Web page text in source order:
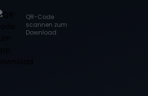
QR-Code
scannen zum
Download